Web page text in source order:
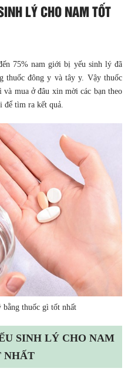
LÝ CHO NAM TỐT
75% nam giới bị yếu sinh lý đã
thuốc đông y và tây y. Vậy thuốc
và mua ở đâu xin mời các bạn theo
để tìm ra kết quả.
thuốc gì tốt nhất
SINH LÝ CHO NAM
NHẤT